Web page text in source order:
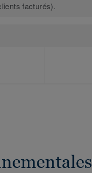
facturés).